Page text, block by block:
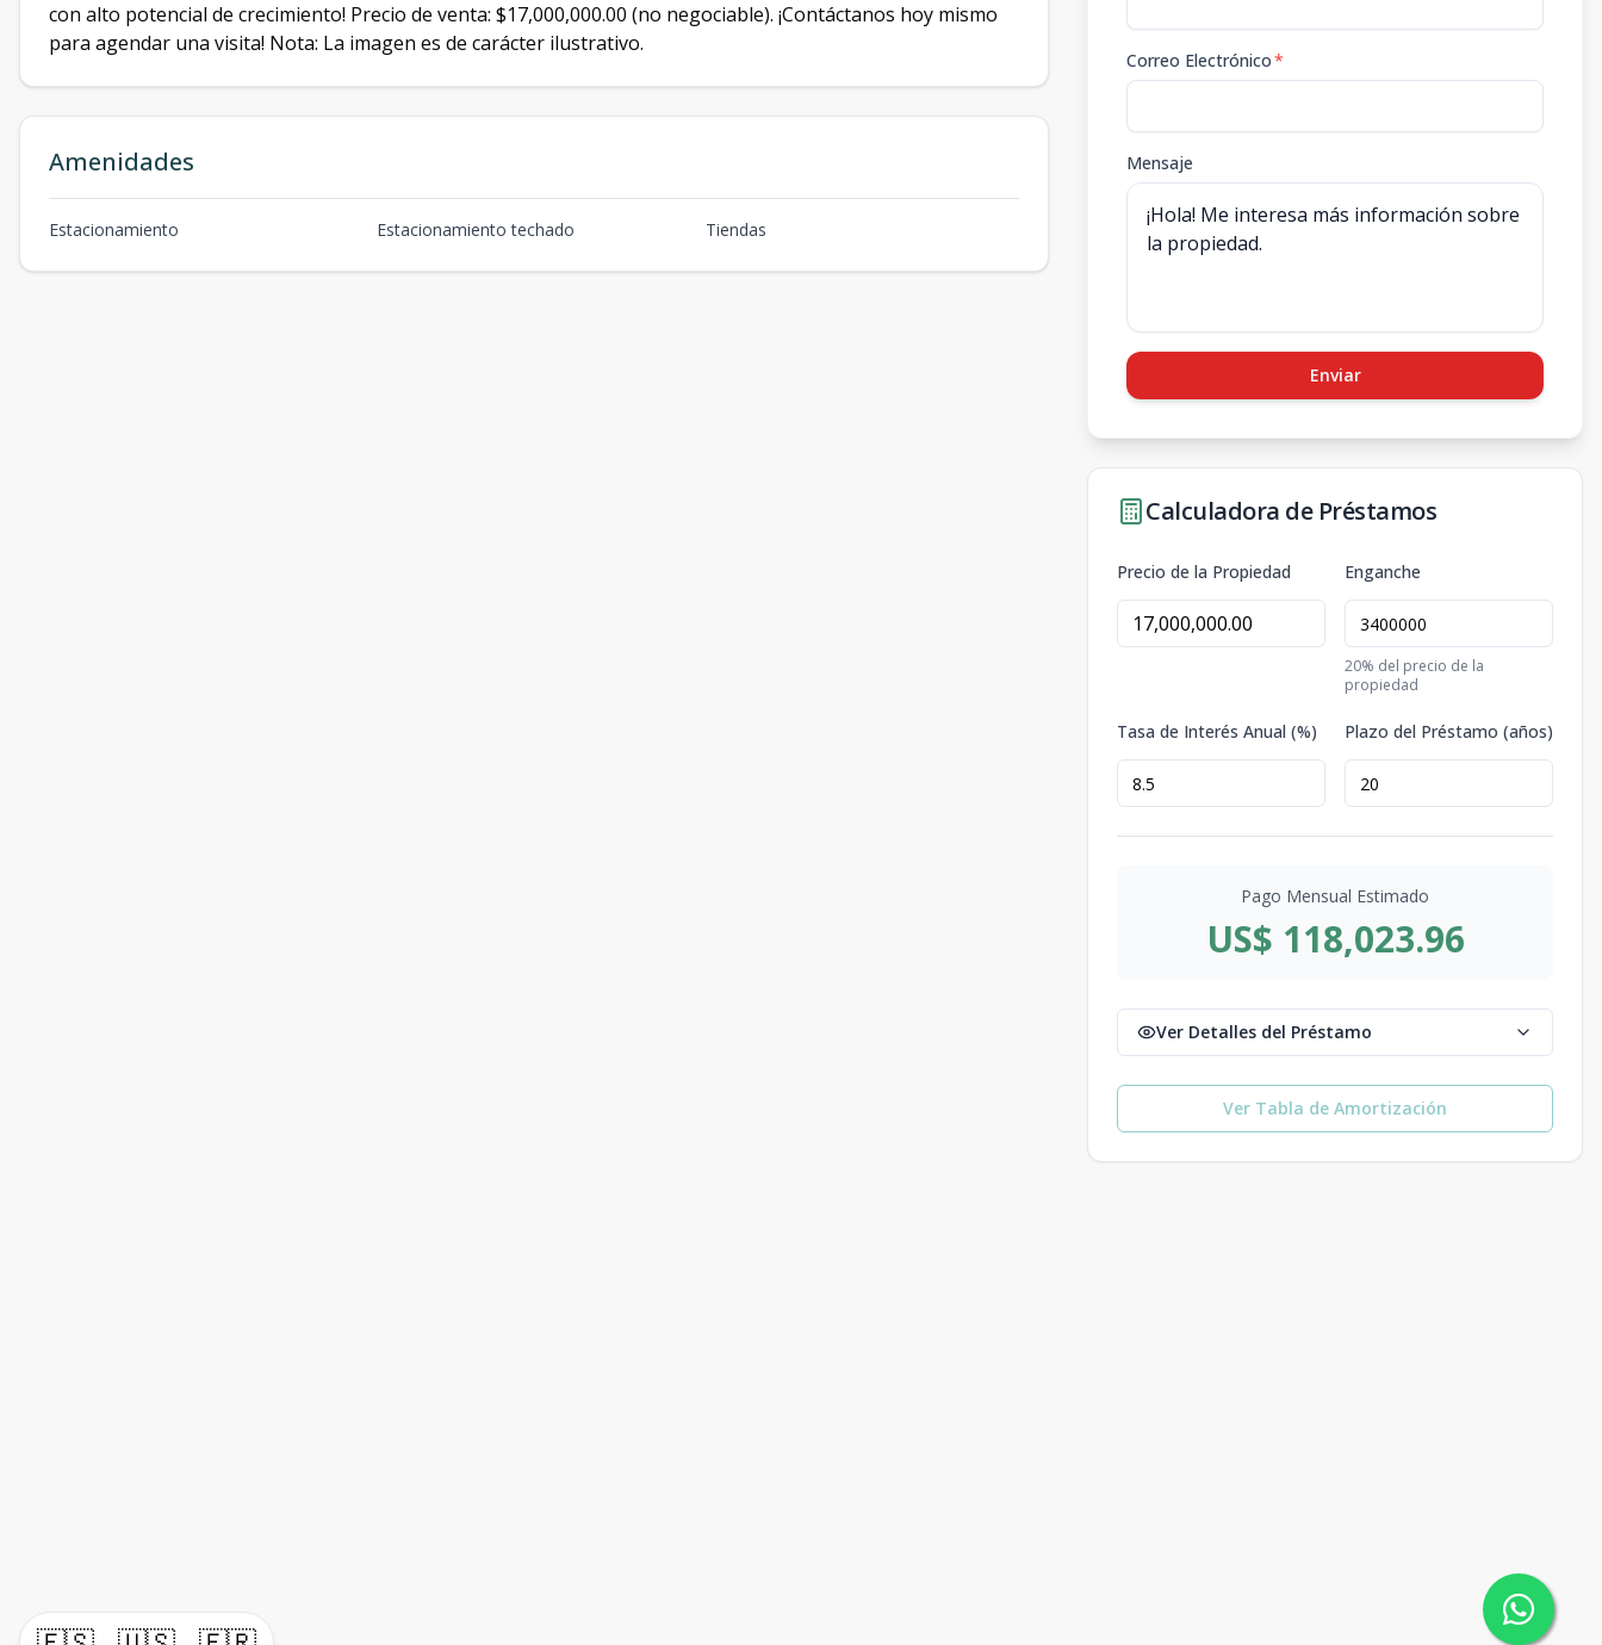
con alto potencial de crecimiento! Precio de venta: $17,000,000.00 (no negociable). ¡Contáctanos hoy mismo
para agendar una visita! Nota: La imagen es de carácter ilustrativo.
Amenidades
Estacionamiento Estacionamiento techado Tiendas
Correo Electrónico*
Mensaje
Enviar
Calculadora de Préstamos
Precio de la Propiedad Enganche
20% del precio de la
propiedad
Tasa de Interés Anual (%) Plazo del Préstamo (años)
Pago Mensual Estimado
US$ 118,023.96
Ver Detalles del Préstamo
Ver Tabla de Amortización